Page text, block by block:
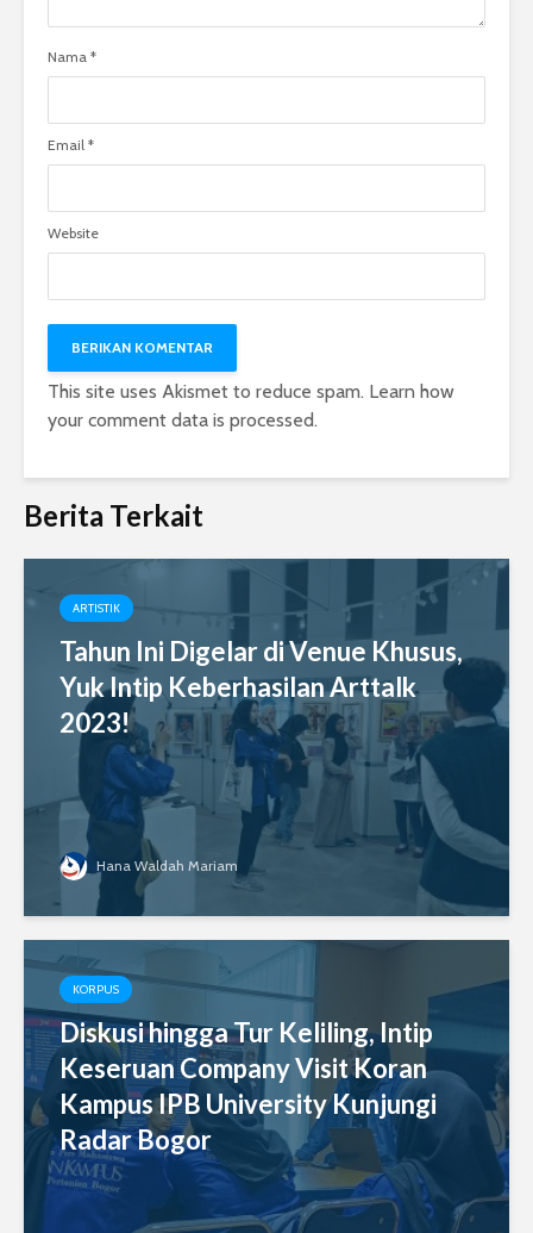
Nama *
Email *
Website
This site uses Akismet to reduce spam. Learn how
your comment data is processed.
Berita Terkait
ARTISTIK
Tahun Ini Digelar di Venue Khusus,
Yuk Intip Keberhasilan Arttalk
2023!
Hana Waldah Mariam
KORPUS
Diskusi hingga Tur Keliling, Intip
Keseruan Company Visit Koran
Kampus IPB University Kunjungi
Radar Bogor